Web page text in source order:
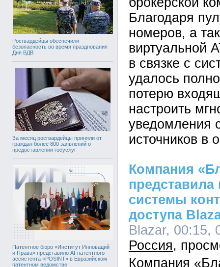
Росгвардейцы обеспечили
безопасность во время празднования
Дня ВДВ
За месяц росгвардейцы приняли от
граждан более 800 заявлений о
предоставлении госуслуг
Патентное бюро «Институт Инноваций
и Права» представило AI-патентного
ассистента «POSINT» в Евразийском
патентном ведомстве
Благодаря
номеров, а
виртуальной
в связке с
удалось
потерю
настроить
уведомления
источников в
Компания
системы
доступа
Blazar, 00:15,
Россия
Компания